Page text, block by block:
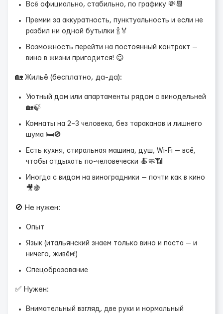
Всё официально, стабильно, по графику 💸📆
Премии за аккуратность, пунктуальность и если не
разбил ни одной бутылки 🍾🏅
Возможность перейти на постоянный контракт —
вино в жизни пригодится! 😉
🏡 Жильё (бесплатно, да-да):
Уютный дом или апартаменты рядом с винодельней
🏡🍃
Комнаты на 2–3 человека, без тараканов и лишнего
шума 🛏️🚫
Есть кухня, стиральная машина, душ, Wi-Fi — всё,
чтобы отдыхать по-человечески 🍝🧼📶
Иногда с видом на виноградники — почти как в кино
🎥🍇
🚫 Не нужен:
Опыт
Язык (итальянский знаем только вино и паста — и
ничего, живём!)
Спецобразование
✅ Нужен:
Внимательный взгляд, две руки и нормальный